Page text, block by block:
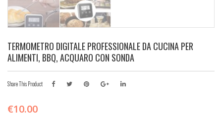
TERMOMETRO DIGITALE PROFESSIONALE DA CUCINA PER
ALIMENTI, BBQ, ACQUARO CON SONDA
Share This Product
€10.00